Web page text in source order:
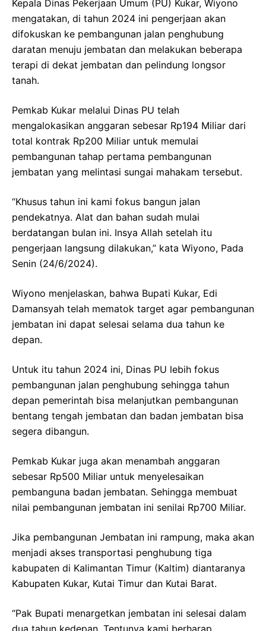
Kepala Dinas Pekerjaan Umum (PU) Kukar, Wiyono
mengatakan, di tahun 2024 ini pengerjaan akan
difokuskan ke pembangunan jalan penghubung
daratan menuju jembatan dan melakukan beberapa
terapi di dekat jembatan dan pelindung longsor
tanah.
Pemkab Kukar melalui Dinas PU telah
mengalokasikan anggaran sebesar Rp194 Miliar dari
total kontrak Rp200 Miliar untuk memulai
pembangunan tahap pertama pembangunan
jembatan yang melintasi sungai mahakam tersebut.
“Khusus tahun ini kami fokus bangun jalan
pendekatnya. Alat dan bahan sudah mulai
berdatangan bulan ini. Insya Allah setelah itu
pengerjaan langsung dilakukan,” kata Wiyono, Pada
Senin (24/6/2024).
Wiyono menjelaskan, bahwa Bupati Kukar, Edi
Damansyah telah mematok target agar pembangunan
jembatan ini dapat selesai selama dua tahun ke
depan.
Untuk itu tahun 2024 ini, Dinas PU lebih fokus
pembangunan jalan penghubung sehingga tahun
depan pemerintah bisa melanjutkan pembangunan
bentang tengah jembatan dan badan jembatan bisa
segera dibangun.
Pemkab Kukar juga akan menambah anggaran
sebesar Rp500 Miliar untuk menyelesaikan
pembanguna badan jembatan. Sehingga membuat
nilai pembangunan jembatan ini senilai Rp700 Miliar.
Jika pembangunan Jembatan ini rampung, maka akan
menjadi akses transportasi penghubung tiga
kabupaten di Kalimantan Timur (Kaltim) diantaranya
Kabupaten Kukar, Kutai Timur dan Kutai Barat.
“Pak Bupati menargetkan jembatan ini selesai dalam
dua tahun kedepan. Tentunya kami berharap